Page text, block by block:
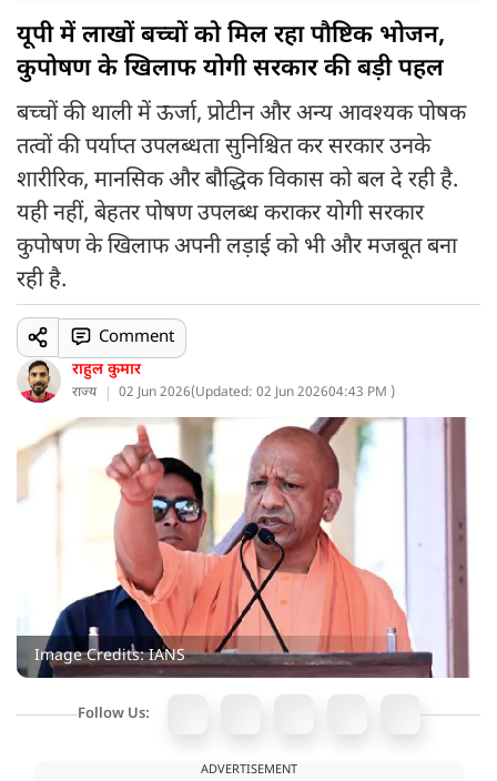
यूपी में लाखों बच्चों को मिल रहा पौष्टिक भोजन,
कुपोषण के खिलाफ योगी सरकार की बड़ी पहल
बच्चों की थाली में ऊर्जा, प्रोटीन और अन्य आवश्यक पोषक
तत्वों की पर्याप्त उपलब्धता सुनिश्चित कर सरकार उनके
शारीरिक, मानसिक और बौद्धिक विकास को बल दे रही है.
यही नहीं, बेहतर पोषण उपलब्ध कराकर योगी सरकार
कुपोषण के खिलाफ अपनी लड़ाई को भी और मजबूत बना
रही है.
राहुल कुमार
राज्य 02 Jun 2026(Updated: 02 Jun 202604:43 PM )
Comment
Image Credits: IANS
Follow Us:
ADVERTISEMENT